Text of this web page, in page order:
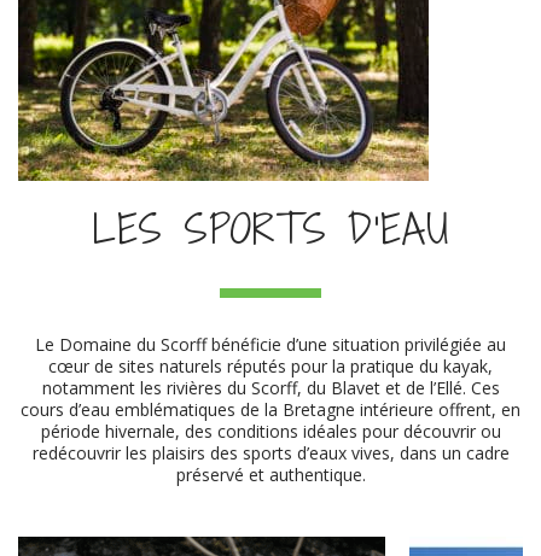
LES SPORTS D'EAU
Le Domaine du Scorff bénéficie d’une situation privilégiée au
cœur de sites naturels réputés pour la pratique du kayak,
notamment les rivières du Scorff, du Blavet et de l’Ellé. Ces
cours d’eau emblématiques de la Bretagne intérieure offrent, en
période hivernale, des conditions idéales pour découvrir ou
redécouvrir les plaisirs des sports d’eaux vives, dans un cadre
préservé et authentique.